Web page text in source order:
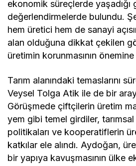
ekonomik süreçlerde yaşadığı
değerlendirmelerde bulundu.
hem üretici hem de sanayi
alan olduğuna dikkat çekilen
üretimin korunmasının önemine
Tarım alanındaki temaslarını
Veysel Tolga Atik ile de bir
Görüşmede çiftçilerin üretim
yem gibi temel girdiler,
politikaları ve kooperatiflerin
katkılar ele alındı. Aydoğan,
bir yapıya kavuşmasının ülke